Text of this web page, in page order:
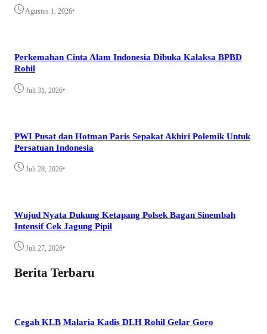
Agustus 1, 2026•
Perkemahan Cinta Alam Indonesia Dibuka Kalaksa BPBD
Rohil
Juli 31, 2026•
PWI Pusat dan Hotman Paris Sepakat Akhiri Polemik Untuk
Persatuan Indonesia
Juli 28, 2026•
Wujud Nyata Dukung Ketapang Polsek Bagan Sinembah
Intensif Cek Jagung Pipil
Juli 27, 2026•
Berita Terbaru
Cegah KLB Malaria Kadis DLH Rohil Gelar Goro